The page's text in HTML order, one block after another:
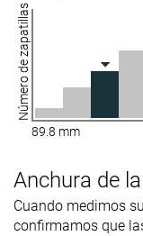
Número de zapatillas
89.8 mm
Anchura de
Cuando medimos
confirmamos que